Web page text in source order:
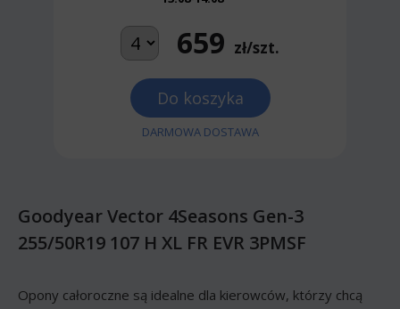
659 zł/szt.
Do koszyka
DARMOWA DOSTAWA
Goodyear Vector 4Seasons Gen-3
255/50R19 107 H XL FR EVR 3PMSF
Opony całoroczne są idealne dla kierowców, którzy chcą